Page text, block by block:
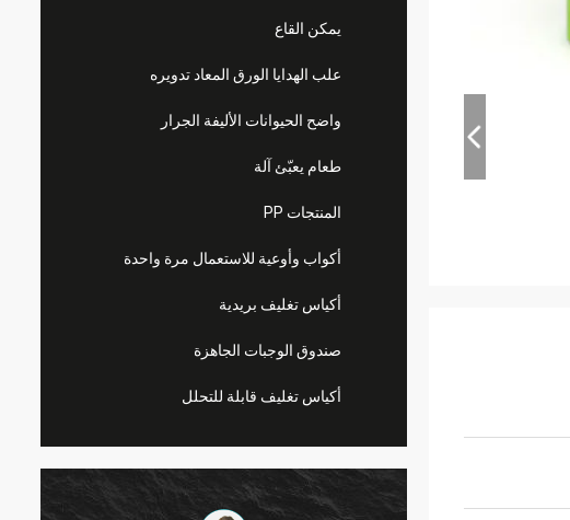
يمكن القاع
علب الهدايا الورق المعاد تدويره
واضح الحيوانات الأليفة الجرار
طعام يعبّئ آلة
المنتجات PP
أكواب وأوعية للاستعمال مرة واحدة
أكياس تغليف بريدية
صندوق الوجبات الجاهزة
أكياس تغليف قابلة للتحلل